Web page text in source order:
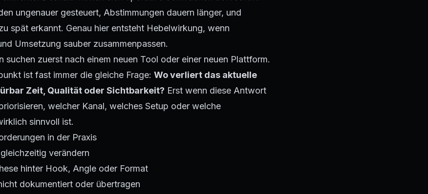
ungenauer gesteuert, Abstimmungen dauern länger, und
spät erkannt. Genau hier entsteht Hebelwirkung, wenn
Umsetzung sauber zusammenpassen.
suchen zuerst nach einem neuen Tool oder einer neuen Plattform.
ist fast immer die gleiche Frage: Wo verliert das aktuelle
Zeit, Qualität oder Sichtbarkeit? Erst wenn diese Antwort
welcher Kanal, welches Setup oder welche
sinnvoll ist.
in der Praxis
verändern
hinter Hook, Angle oder Format
dokumentiert oder übertragen